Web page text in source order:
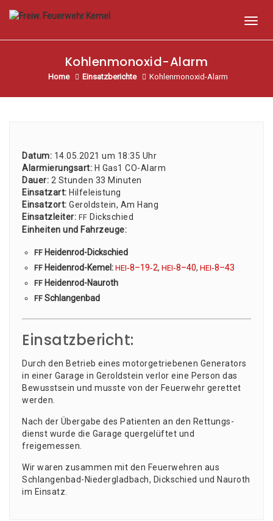
Kohlenmonoxid-Alarm
Home Einsatzberichte Kohlenmonoxid-Alarm
Datum: 14.05.2021 um 18:35 Uhr
Alar­mie­rungs­art: H Gas1 CO-Alarm
Dau­er: 2 Stun­den 33 Minu­ten
Ein­satz­art: Hil­fe­leis­tung
Ein­satz­ort: Gerold­stein, Am Hang
Ein­satz­lei­ter: FF Dick­schied
Ein­hei­ten und Fahr­zeu­ge:
FF Hei­den­rod-Dick­schied
FF Hei­den­rod-Kemel: HEI‑8–19‑2, HEI‑8–40, HEI‑8–43
FF Hei­den­rod-Nau­roth
FF Schlan­gen­bad
Einsatzbericht:
Durch den Betrieb eines motor­ge­trie­be­nen Gene­ra­tors
in einer Gara­ge in Gerold­stein ver­lor eine Per­son das
Bewusst­sein und muss­te von der Feu­er­wehr geret­tet
werden.
Nach der Über­ga­be des Pati­en­ten an den Ret­tungs­
dienst wur­de die Gara­ge quer­ge­lüf­tet und
freigemessen.
Wir waren zusam­men mit den Feu­er­weh­ren aus
Schlan­gen­bad-Nie­der­glad­bach, Dick­schied und Nau­roth
im Einsatz.